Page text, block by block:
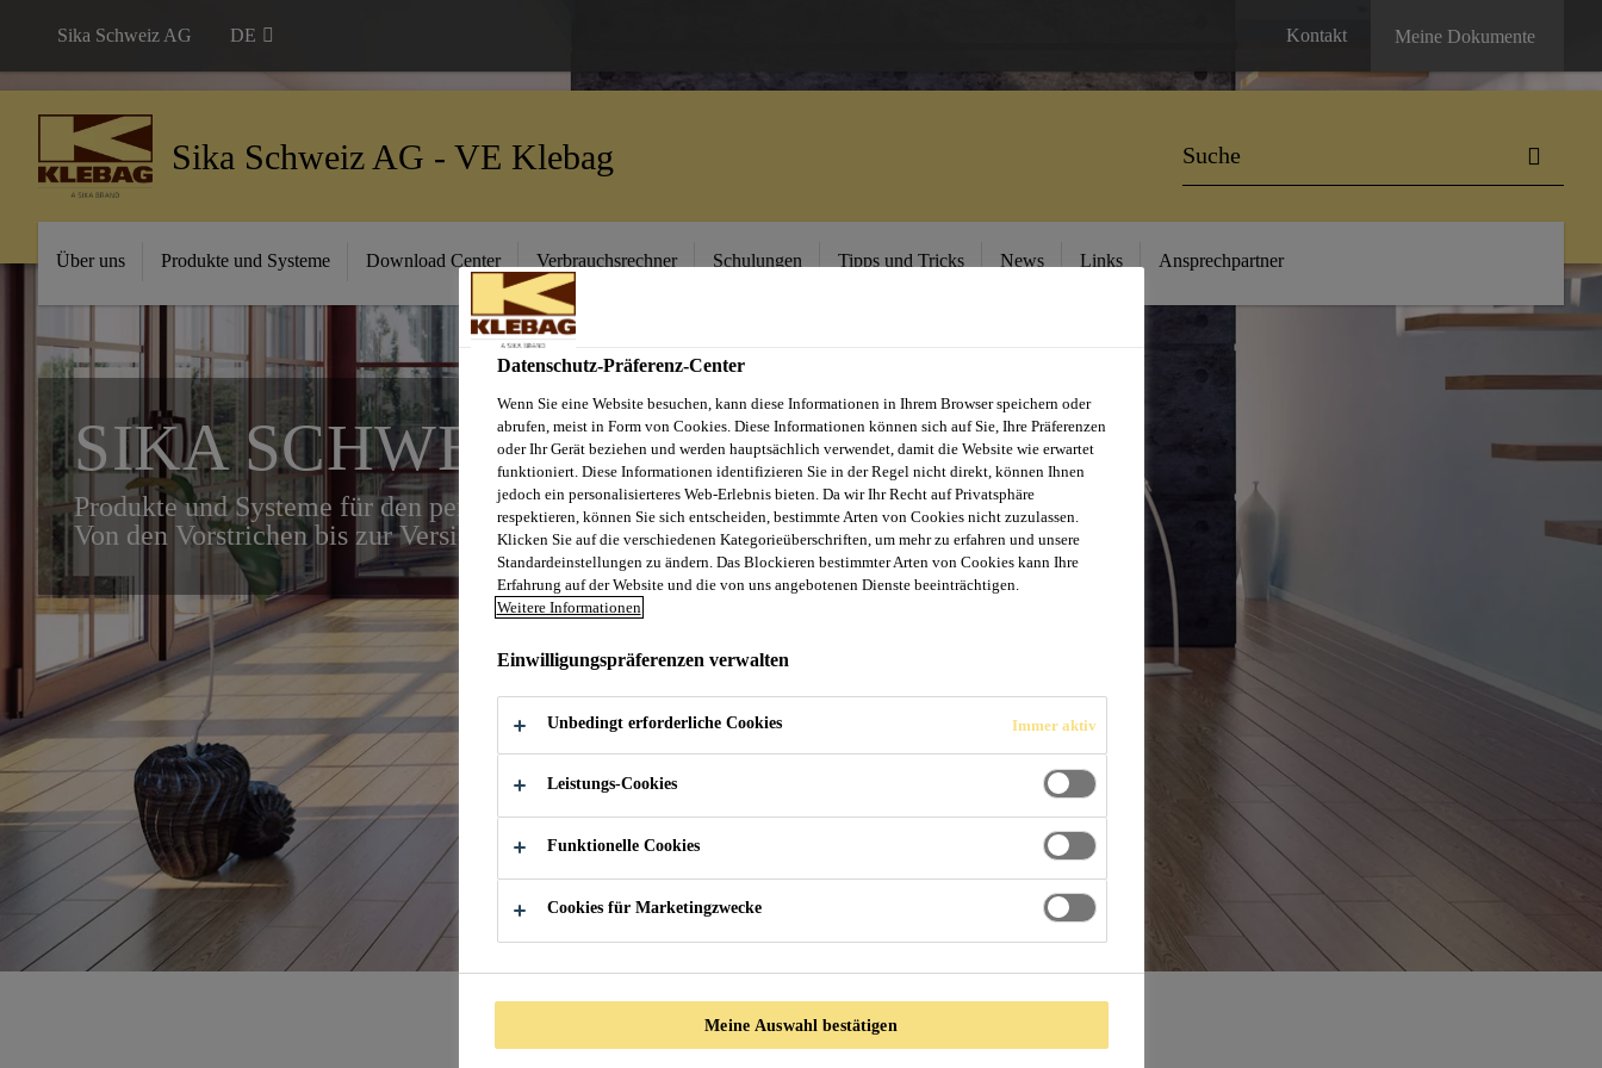
Sika Schweiz AG DE Kontakt Meine Dokumente
Sika Schweiz AG - VE Klebag
Über uns Produkte und Systeme Download Center Verbrauchsrechner Schulungen Tipps und Tricks News Links Ansprechpartner
SIKA SCHWEIZ AG - VE KLEBAG
Produkte und Systeme für den perfekten Boden
Von den Vorstrichen bis zur Versiegelung - Alles aus einer Hand
Datenschutz-Präferenz-Center
Wenn Sie eine Website besuchen, kann diese Informationen in Ihrem Browser speichern oder
abrufen, meist in Form von Cookies. Diese Informationen können sich auf Sie, Ihre Präferenzen
oder Ihr Gerät beziehen und werden hauptsächlich verwendet, damit die Website wie erwartet
funktioniert. Diese Informationen identifizieren Sie in der Regel nicht direkt, können Ihnen
jedoch ein personalisierteres Web-Erlebnis bieten. Da wir Ihr Recht auf Privatsphäre
respektieren, können Sie sich entscheiden, bestimmte Arten von Cookies nicht zuzulassen.
Klicken Sie auf die verschiedenen Kategorieüberschriften, um mehr zu erfahren und unsere
Standardeinstellungen zu ändern. Das Blockieren bestimmter Arten von Cookies kann Ihre
Erfahrung auf der Website und die von uns angebotenen Dienste beeinträchtigen.
Weitere Informationen
Einwilligungspräferenzen verwalten
Unbedingt erforderliche Cookies Immer aktiv
Leistungs-Cookies
Funktionelle Cookies
Cookies für Marketingzwecke
Meine Auswahl bestätigen